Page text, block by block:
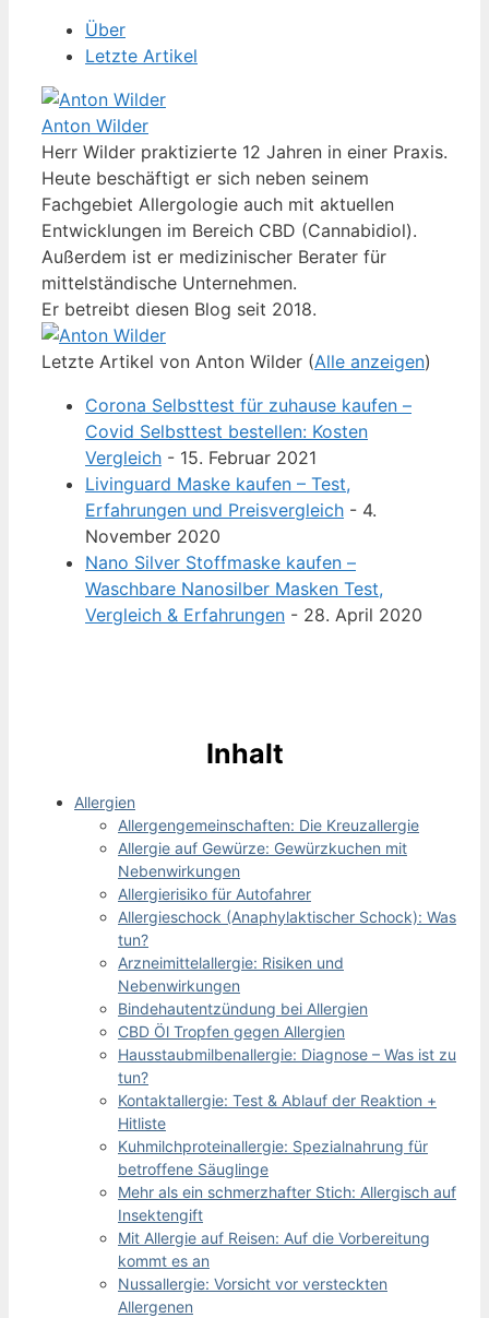
Über
Letzte Artikel
Anton Wilder
Herr Wilder praktizierte 12 Jahren in einer Praxis.
Heute beschäftigt er sich neben seinem
Fachgebiet Allergologie auch mit aktuellen
Entwicklungen im Bereich CBD (Cannabidiol).
Außerdem ist er medizinischer Berater für
mittelständische Unternehmen.
Er betreibt diesen Blog seit 2018.
Letzte Artikel von Anton Wilder (Alle anzeigen)
Corona Selbsttest für zuhause kaufen –
Covid Selbsttest bestellen: Kosten
Vergleich - 15. Februar 2021
Livinguard Maske kaufen – Test,
Erfahrungen und Preisvergleich - 4.
November 2020
Nano Silver Stoffmaske kaufen –
Waschbare Nanosilber Masken Test,
Vergleich & Erfahrungen - 28. April 2020
Inhalt
Allergien
Allergengemeinschaften: Die Kreuzallergie
Allergie auf Gewürze: Gewürzkuchen mit
Nebenwirkungen
Allergierisiko für Autofahrer
Allergieschock (Anaphylaktischer Schock): Was
tun?
Arzneimittelallergie: Risiken und
Nebenwirkungen
Bindehautentzündung bei Allergien
CBD Öl Tropfen gegen Allergien
Hausstaubmilbenallergie: Diagnose – Was ist zu
tun?
Kontaktallergie: Test & Ablauf der Reaktion +
Hitliste
Kuhmilchproteinallergie: Spezialnahrung für
betroffene Säuglinge
Mehr als ein schmerzhafter Stich: Allergisch auf
Insektengift
Mit Allergie auf Reisen: Auf die Vorbereitung
kommt es an
Nussallergie: Vorsicht vor versteckten
Allergenen